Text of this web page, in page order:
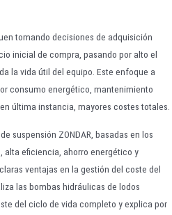
tomando decisiones de adquisición
inicial de compra, pasando por alto el
la vida útil del equipo. Este enfoque a
consumo energético, mantenimiento
última instancia, mayores costes totales.
suspensión ZONDAR, basadas en los
eficiencia, ahorro energético y
ventajas en la gestión del coste del
las bombas hidráulicas de lodos
del ciclo de vida completo y explica por